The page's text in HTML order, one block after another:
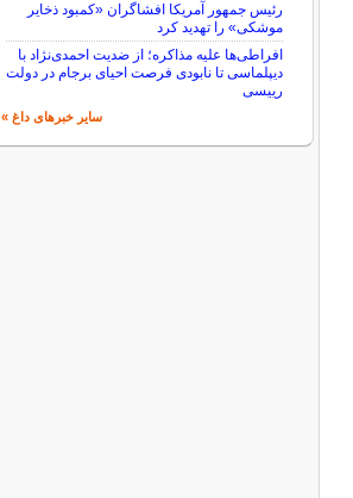
رئیس جمهور آمریکا افشاگران «کمبود ذخایر
موشکی» را تهدید کرد
افراطی‌ها علیه مذاکره؛ از ضدیت احمدی‌نژاد با
دیپلماسی تا نابودی فرصت احیای برجام در دولت
رییسی
سایر خبرهای داغ »